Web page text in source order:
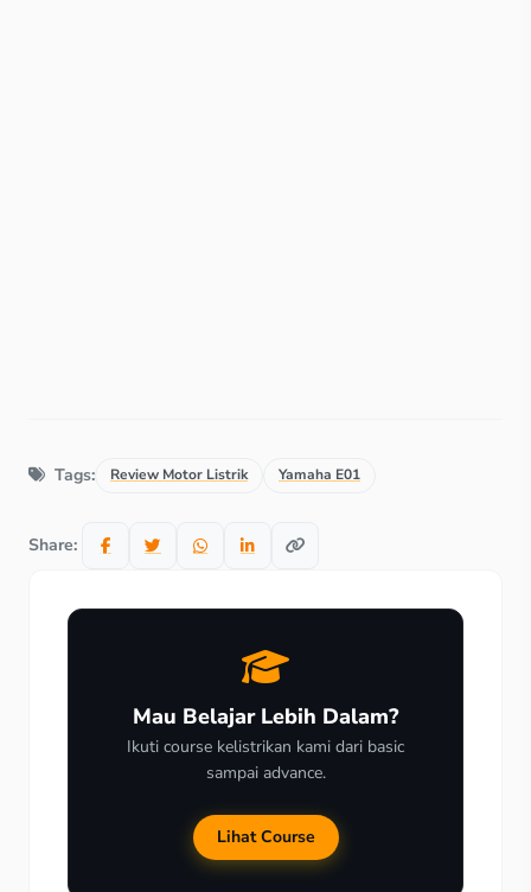
Tags: Review Motor Listrik Yamaha E01
Share:
Mau Belajar Lebih Dalam?
Ikuti course kelistrikan kami dari basic
sampai advance.
Lihat Course